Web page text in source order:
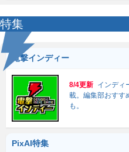
特集
電撃インディー
8/4更新 インディ
載。編集部おすす
も。
PixAI特集